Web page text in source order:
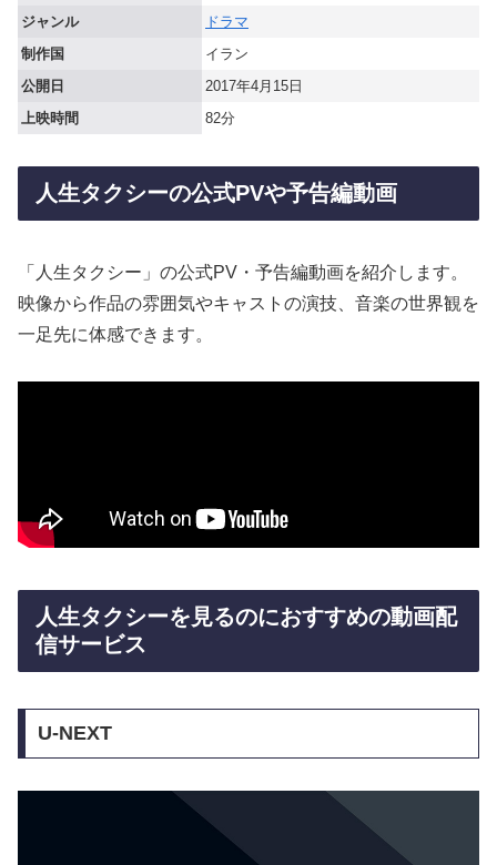
ジャンル
ドラマ
制作国
イラン
公開日
2017年4月15日
上映時間
82分
人生タクシーの公式PVや予告編動画
「人生タクシー」の公式PV・予告編動画を紹介します。
映像から作品の雰囲気やキャストの演技、音楽の世界観を
一足先に体感できます。
人生タクシーを見るのにおすすめの動画配
信サービス
U-NEXT